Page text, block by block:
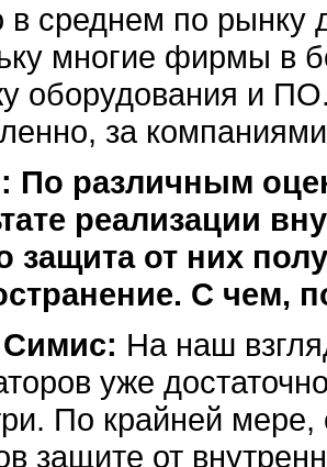
в среднем по
многие фирмы в
оборудования и
за
По различным
реализации
защита от них
С чем,
На наш
уже
По крайней
защите от